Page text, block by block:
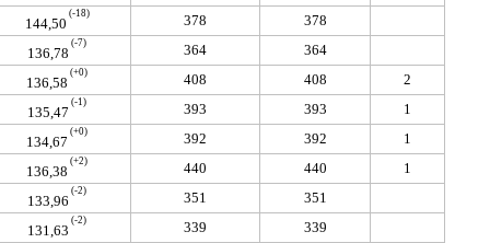
144,50
(-18) 378 378
136,78
(-7) 364 364
136,58
(+0) 408 408 2
135,47
(-1) 393 393 1
134,67
(+0) 392 392 1
136,38
(+2) 440 440 1
133,96
(-2) 351 351
131,63
(-2) 339 339